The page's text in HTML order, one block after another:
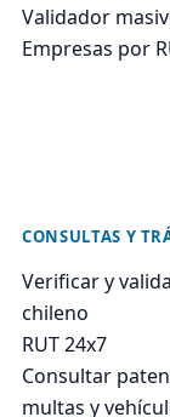
Validador
Empresas por
CONSULTAS Y
Verificar y
chileno
RUT 24x7
Consultar
multas y